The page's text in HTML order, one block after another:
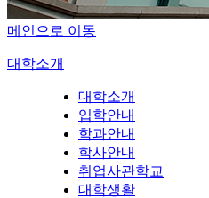
메인으로 이동
대학소개
대학소개
입학안내
학과안내
학사안내
취업사관학교
대학생활